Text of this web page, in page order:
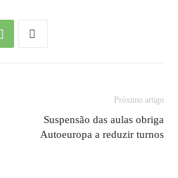
Próximo artigo
Suspensão das aulas obriga
Autoeuropa a reduzir turnos